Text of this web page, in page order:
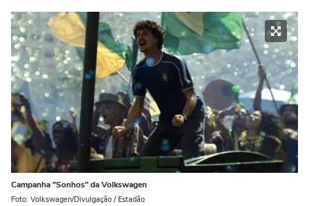
Campanha "Sonhos" da Volkswagen
Foto: Volkswagen/Divulgação / Estadão